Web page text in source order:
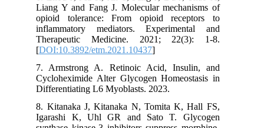
Liang Y and Fang J. Molecular mechanisms of
opioid tolerance: From opioid receptors to
inflammatory mediators. Experimental and
Therapeutic Medicine. 2021; 22(3): 1-8.
[DOI:10.3892/etm.2021.10437
7. Armstrong A. Retinoic Acid, Insulin, and
Cycloheximide Alter Glycogen Homeostasis in
Differentiating L6 Myoblasts. 2023.
8. Kitanaka J, Kitanaka N, Tomita K, Hall FS,
Igarashi K, Uhl GR and Sato T. Glycogen